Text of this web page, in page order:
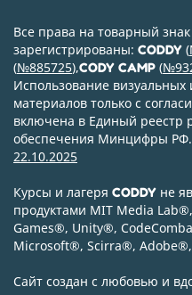
Все права на товарный
зарегистрированы: CODDY (
(№885725),CODY CAMP (
Использование визуальных
материалов только с
включена в Единый реестр
обеспечения Минцифры РФ.
22.10.2025
Курсы и лагеря CODDY не
продуктами MIT Media Lab®
Games®, Unity®,
Microsoft®, Scirra®, Adobe®
Сайт создан с любовью и